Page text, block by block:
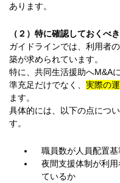
あります。
（２）特に確認しておくべ
ガイドラインでは、利用者
築が求められています。
特に、共同生活援助へM&A
準充足だけでなく、 実際の
ます。
具体的には、以下の点につ
す。
職員数が人員配置
夜間支援体制が利
ているか